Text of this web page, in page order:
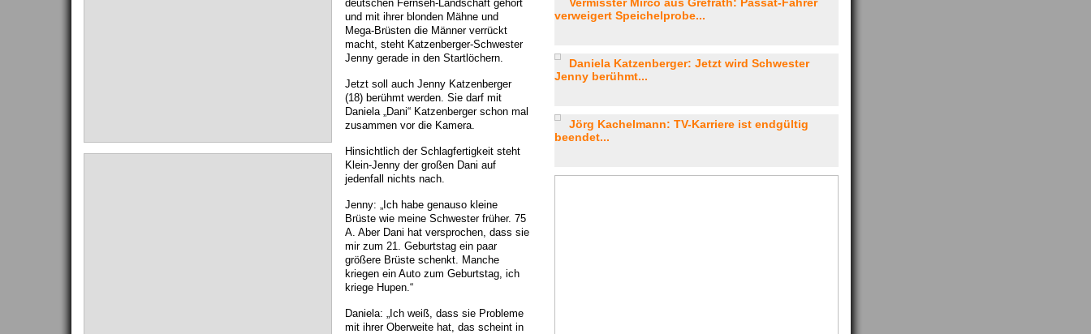
deutschen Fernseh-Landschaft gehört
und mit ihrer blonden Mähne und
Mega-Brüsten die Männer verrückt
macht, steht Katzenberger-Schwester
Jenny gerade in den Startlöchern.
Jetzt soll auch Jenny Katzenberger
(18) berühmt werden. Sie darf mit
Daniela „Dani“ Katzenberger schon mal
zusammen vor die Kamera.
Hinsichtlich der Schlagfertigkeit steht
Klein-Jenny der großen Dani auf
jedenfall nichts nach.
Jenny: „Ich habe genauso kleine
Brüste wie meine Schwester früher. 75
A. Aber Dani hat versprochen, dass sie
mir zum 21. Geburtstag ein paar
größere Brüste schenkt. Manche
kriegen ein Auto zum Geburtstag, ich
kriege Hupen.“
Daniela: „Ich weiß, dass sie Probleme
mit ihrer Oberweite hat, das scheint in
verweigert Speichelprobe...
Daniela Katzenberger: Jetzt wird Schwester
Jenny berühmt...
Jörg Kachelmann: TV-Karriere ist endgültig
beendet...